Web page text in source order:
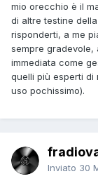
mio orecchio è il
di altre testine
risponderti, a me
sempre gradevole,
immediata come
quelli più esperti di
uso pochissimo).
Inviato 30